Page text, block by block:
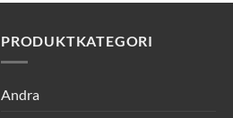
PRODUKTKATEGORI
Andra